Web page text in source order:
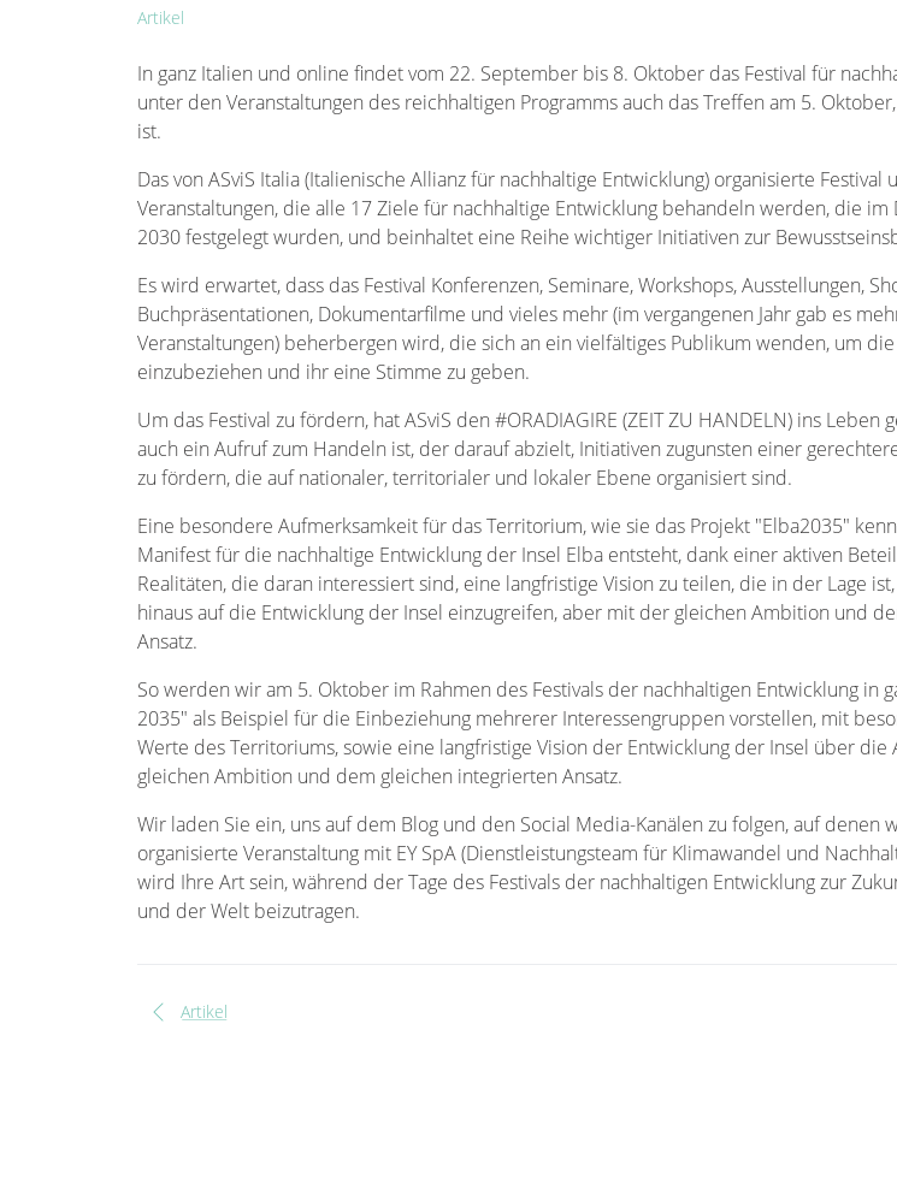
Artikel
In ganz Italien und online findet vom 22. September bis 8. Oktober das Festival für
unter den Veranstaltungen des reichhaltigen Programms auch das Treffen am 5.
ist.
Das von ASviS Italia (Italienische Allianz für nachhaltige Entwicklung) organisierte
Veranstaltungen, die alle 17 Ziele für nachhaltige Entwicklung behandeln werden, die
2030 festgelegt wurden, und beinhaltet eine Reihe wichtiger Initiativen zur
Es wird erwartet, dass das Festival Konferenzen, Seminare, Workshops, Ausstellungen,
Buchpräsentationen, Dokumentarfilme und vieles mehr (im vergangenen Jahr gab es
Veranstaltungen) beherbergen wird, die sich an ein vielfältiges Publikum wenden, um
einzubeziehen und ihr eine Stimme zu geben.
Um das Festival zu fördern, hat ASviS den #ORADIAGIRE (ZEIT ZU HANDELN) ins Leben
auch ein Aufruf zum Handeln ist, der darauf abzielt, Initiativen zugunsten einer
zu fördern, die auf nationaler, territorialer und lokaler Ebene organisiert sind.
Eine besondere Aufmerksamkeit für das Territorium, wie sie das Projekt "Elba2035"
Manifest für die nachhaltige Entwicklung der Insel Elba entsteht, dank einer aktiven
Realitäten, die daran interessiert sind, eine langfristige Vision zu teilen, die in der Lage
hinaus auf die Entwicklung der Insel einzugreifen, aber mit der gleichen Ambition und
Ansatz.
So werden wir am 5. Oktober im Rahmen des Festivals der nachhaltigen Entwicklung in
2035" als Beispiel für die Einbeziehung mehrerer Interessengruppen vorstellen, mit
Werte des Territoriums, sowie eine langfristige Vision der Entwicklung der Insel über die
gleichen Ambition und dem gleichen integrierten Ansatz.
Wir laden Sie ein, uns auf dem Blog und den Social Media-Kanälen zu folgen, auf denen
organisierte Veranstaltung mit EY SpA (Dienstleistungsteam für Klimawandel und
wird Ihre Art sein, während der Tage des Festivals der nachhaltigen Entwicklung zur
und der Welt beizutragen.
chevron_left Artikel